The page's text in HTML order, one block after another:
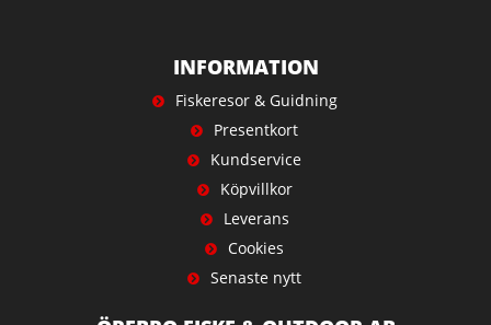
INFORMATION
Fiskeresor & Guidning
Presentkort
Kundservice
Köpvillkor
Leverans
Cookies
Senaste nytt